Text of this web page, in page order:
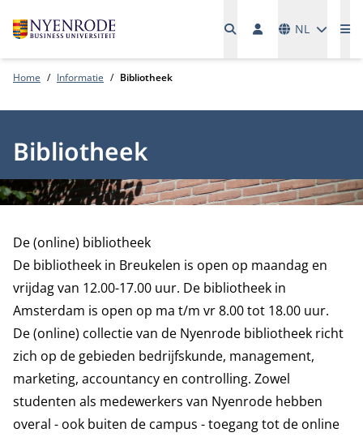
NL
Home Informatie Bibliotheek
Bibliotheek
De (online) bibliotheek
De bibliotheek in Breukelen is open op maandag en
vrijdag van 12.00-17.00 uur. De bibliotheek in
Amsterdam is open op ma t/m vr 8.00 tot 18.00 uur.
De (online) collectie van de Nyenrode bibliotheek richt
zich op de gebieden bedrijfskunde, management,
marketing, accountancy en controlling. Zowel
studenten als medewerkers van Nyenrode hebben
overal - ook buiten de campus - toegang tot de online